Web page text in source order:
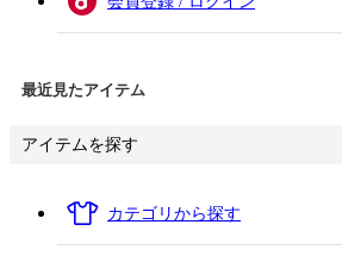
最近見たアイテム
アイテムを探す
カテゴリから探す